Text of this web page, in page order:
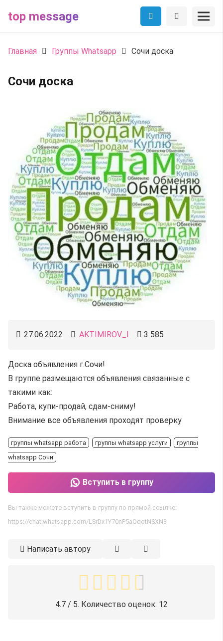
top message
Главная Группы Whatsapp Сочи доска
Сочи доска
27.06.2022 AKTIMIROV_I 3 585
Доска объявления г.Сочи!
В группе размещаются объявления связанные с
такими как:
Работа, купи-продай, сдам-сниму!
Внимание все объявления проходят проверку
группы whatsapp работа группы whatsapp услуги
группы
whatsapp Сочи
Вступить в группу
Вы также можете вступить в группу по прямой ссылке:
https://chat.whatsapp.com/LSrDx1Y70nP5aQqotNSXN3
Написать автору
4.7 / 5. Количество оценок: 12